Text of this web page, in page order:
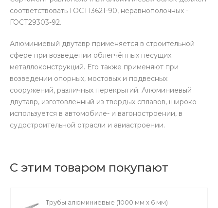
соответствовать ГОСТ13621-90, неравнополочных -
ГОСТ29303-92.
Алюминиевый двутавр применяется в строительной
сфере при возведении облегчённых несущих
металлоконструкций. Его также применяют при
возведении опорных, мостовых и подвесных
сооружений, различных перекрытий. Алюминиевый
двутавр, изготовленный из твердых сплавов, широко
используется в автомобиле- и вагоностроении, в
судостроительной отрасли и авиастроении.
С этим товаром покупают
Трубы алюминиевые (1000 мм х 6 мм)